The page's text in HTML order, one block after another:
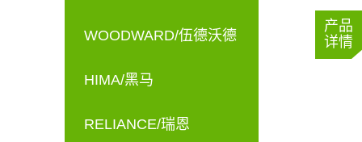
WOODWARD/伍德沃德
HIMA/黑马
RELIANCE/瑞恩
产品
详情